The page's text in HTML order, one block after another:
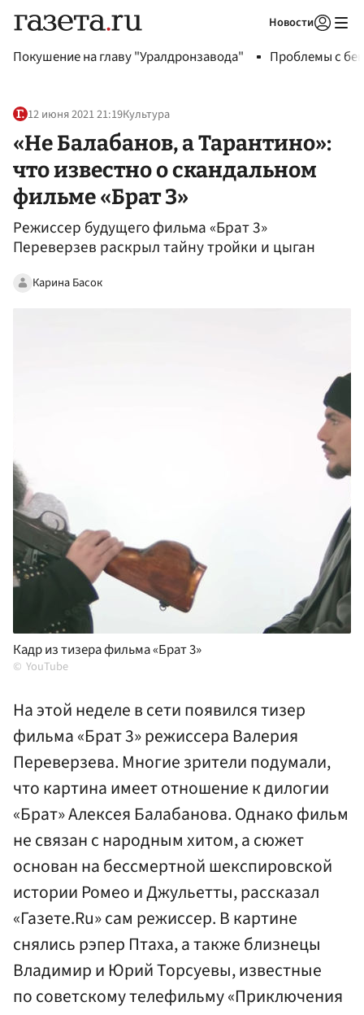
Новости
Покушение на главу "Уралдронзавода" Проблемы с
12 июня 2021 21:19Культура
«Не Балабанов, а Тарантино»:
что известно о скандальном
фильме «Брат 3»
Режиссер будущего фильма «Брат 3»
Переверзев раскрыл тайну тройки и цыган
Карина Басок
Кадр из тизера фильма «Брат 3»
YouTube
На этой неделе в сети появился тизер
фильма «Брат 3» режиссера Валерия
Переверзева. Многие зрители подумали,
что картина имеет отношение к дилогии
«Брат» Алексея Балабанова. Однако фильм
не связан с народным хитом, а сюжет
основан на бессмертной шекспировской
истории Ромео и Джульетты, рассказал
«Газете.Ru» сам режиссер. В картине
снялись рэпер Птаха, а также близнецы
Владимир и Юрий Торсуевы, известные
по советскому телефильму «Приключения